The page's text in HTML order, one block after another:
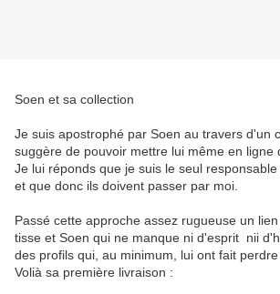
Soen et sa collection
Je suis apostrophé par Soen au travers d'un
suggère de pouvoir mettre lui même en ligne
Je lui réponds que je suis le seul
et que donc ils doivent passer par moi.
Passé cette approche assez rugueuse un
tisse et Soen qui ne manque ni d'esprit nii
des profils qui, au minimum, lui ont fait
Volià sa première livraison :